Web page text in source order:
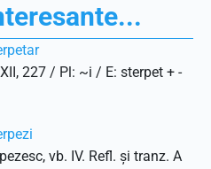
227 / Pl: ~i / E: sterpet + -
vb. IV. Refl. și tranz. A